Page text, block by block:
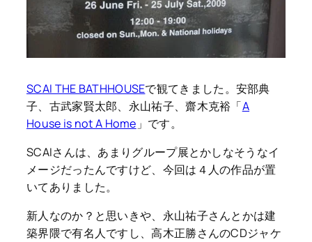
SCAI THE BATHHOUSEで観てきました。安部典
子、古武家賢太郎、永山祐子、齋木克裕「A
House is not A Home 」です。
SCAIさんは、あまりグループ展とかしなそうなイ
メージだったんですけど、今回は４人の作品が置
いてありました。
新人なのか？と思いきや、永山祐子さんとかは建
築界隈で有名人ですし、高木正勝さんのCDジャケ